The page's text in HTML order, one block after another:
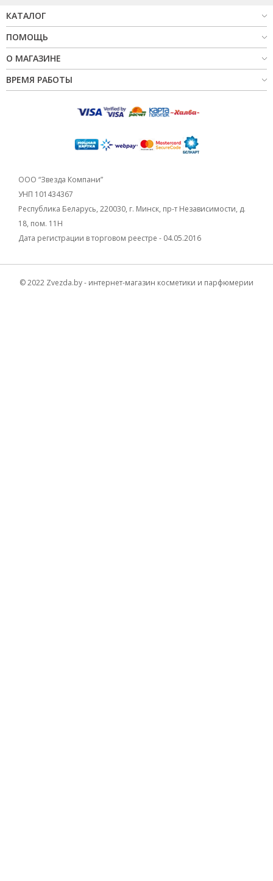
КАТАЛОГ
ПОМОЩЬ
О МАГАЗИНЕ
ВРЕМЯ РАБОТЫ
ООО “Звезда Компани”
УНП 101434367
Республика Беларусь, 220030, г. Минск, пр-т Независимости, д.
18, пом. 11Н
Дата регистрации в торговом реестре - 04.05.2016
© 2022 Zvezda.by - интернет-магазин косметики и парфюмерии